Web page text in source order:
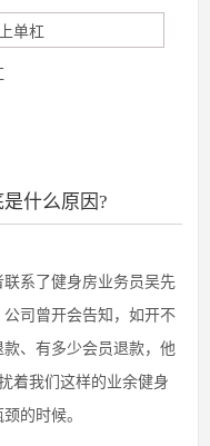
什么原因?
系了健身房业务员吴先
司曾开会告知，如开不
、有多少会员退款，他
着我们这样的业余健身
的时候。